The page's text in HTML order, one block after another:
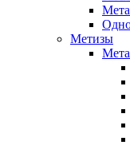
Метизы